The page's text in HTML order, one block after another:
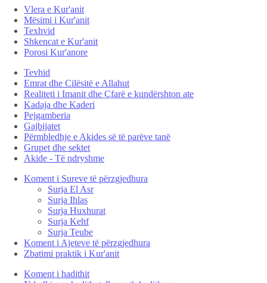
Vlera e Kur'anit
Mësimi i Kur'anit
Texhvid
Shkencat e Kur'anit
Porosi Kur'anore
Tevhid
Emrat dhe Cilësitë e Allahut
Realiteti i Imanit dhe Çfarë e kundërshton ate
Kadaja dhe Kaderi
Pejgamberia
Gajbijatet
Përmbledhje e Akides së të parëve tanë
Grupet dhe sektet
Akide - Të ndryshme
Koment i Sureve të përzgjedhura
Surja El Asr
Surja Ihlas
Surja Huxhurat
Surja Kehf
Surja Teube
Koment i Ajeteve të përzgjedhura
Zbatimi praktik i Kur'anit
Koment i hadithit